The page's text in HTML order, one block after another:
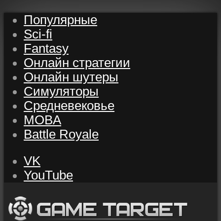
Популярные
Sci-fi
Fantasy
Онлайн стратегии
Онлайн шутеры
Симуляторы
Средневековье
MOBA
Battle Royale
VK
YouTube